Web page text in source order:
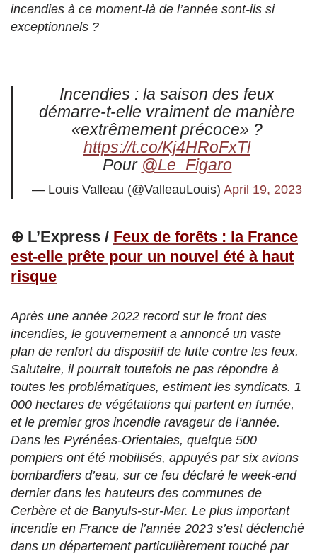
incendies à ce moment-là de l’année sont-ils si
exceptionnels ?
Incendies : la saison des feux
démarre-t-elle vraiment de manière
«extrêmement précoce» ?
https://t.co/Kj4HRoFxTl
Pour @Le_Figaro
— Louis Valleau (@ValleauLouis) April 19, 2023
⊕ L’Express / Feux de forêts : la France
est-elle prête pour un nouvel été à haut
risque
Après une année 2022 record sur le front des
incendies, le gouvernement a annoncé un vaste
plan de renfort du dispositif de lutte contre les feux.
Salutaire, il pourrait toutefois ne pas répondre à
toutes les problématiques, estiment les syndicats. 1
000 hectares de végétations qui partent en fumée,
et le premier gros incendie ravageur de l’année.
Dans les Pyrénées-Orientales, quelque 500
pompiers ont été mobilisés, appuyés par six avions
bombardiers d’eau, sur ce feu déclaré le week-end
dernier dans les hauteurs des communes de
Cerbère et de Banyuls-sur-Mer. Le plus important
incendie en France de l’année 2023 s’est déclenché
dans un département particulièrement touché par